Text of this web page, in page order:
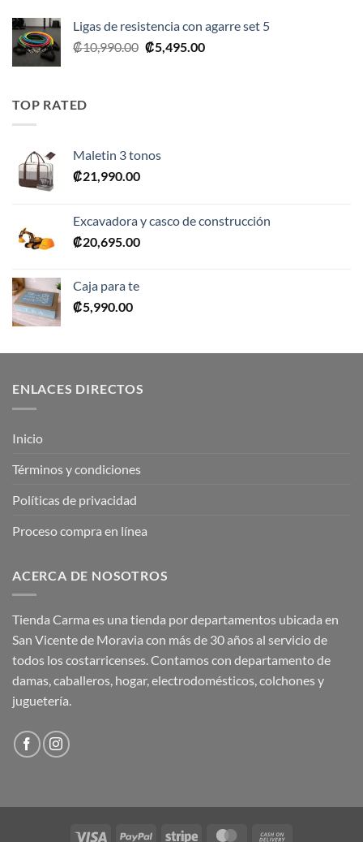
Ligas de resistencia con agarre set 5
₡10,990.00 El
₡5,495.00El
TOP RATED
Maletin 3 tonos
₡21,990.00
Excavadora y casco de construcción
₡20,695.00
Caja para te
₡5,990.00
ENLACES DIRECTOS
Inicio
Términos y condiciones
Políticas de privacidad
Proceso compra en línea
ACERCA DE NOSOTROS
Tienda Carma es una tienda por departamentos ubicada en
San Vicente de Moravia con más de 30 años al servicio de
todos los costarricenses. Contamos con departamento de
damas, caballeros, hogar, electrodomésticos, colchones y
juguetería.
Visa PayPal Stripe MasterCard